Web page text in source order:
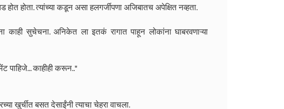
होत होता. त्यांच्या कडून असा हलगर्जीपणा अजिबातच अपेक्षित नव्हता.
काही सुचेचना. अनिकेत ला इतकं रागात पाहून लोकांना घाबरवणाऱ्या
पाहिजे... काहीही करून.."
खुर्चीत बसत देसाईंनी त्याचा चेहरा वाचला.